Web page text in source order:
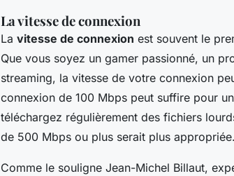
La vitesse de connexion
La vitesse de connexion est souvent le
Que vous soyez un gamer passionné, un
streaming, la vitesse de votre connexion
connexion de 100 Mbps peut suffire pour
téléchargez régulièrement des fichiers
de 500 Mbps ou plus serait plus appropriée.
Comme le souligne Jean-Michel Billaut,